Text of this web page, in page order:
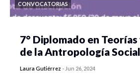
CONVOCATORIAS
7° Diplomado en
de la Antropología Social
Laura Gutiérrez - Jun 26, 2024